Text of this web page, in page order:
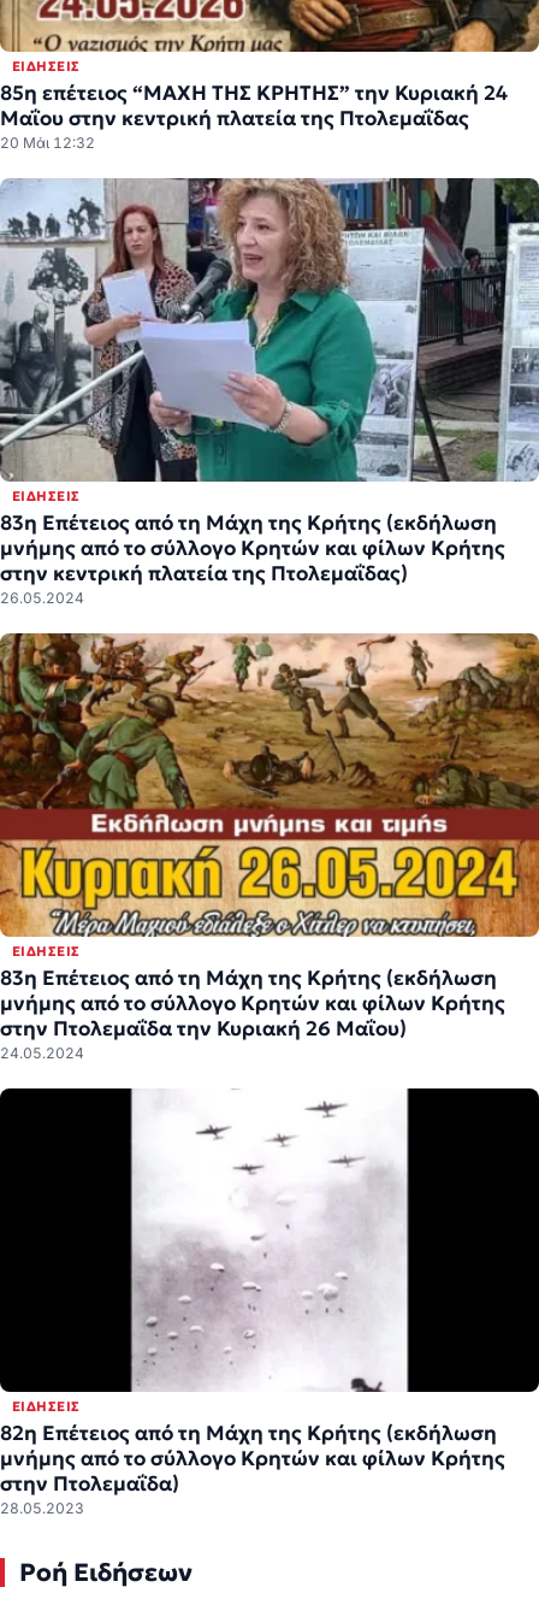
ΕΙΔΉΣΕΙΣ
85η επέτειος “ΜΑΧΗ ΤΗΣ ΚΡΗΤΗΣ” την Κυριακή 24
Μαΐου στην κεντρική πλατεία της Πτολεμαΐδας
20 Μάι 12:32
ΕΙΔΉΣΕΙΣ
83η Επέτειος από τη Μάχη της Κρήτης (εκδήλωση
μνήμης από το σύλλογο Κρητών και φίλων Κρήτης
στην κεντρική πλατεία της Πτολεμαΐδας)
26.05.2024
ΕΙΔΉΣΕΙΣ
83η Επέτειος από τη Μάχη της Κρήτης (εκδήλωση
μνήμης από το σύλλογο Κρητών και φίλων Κρήτης
στην Πτολεμαΐδα την Κυριακή 26 Μαΐου)
24.05.2024
ΕΙΔΉΣΕΙΣ
82η Επέτειος από τη Μάχη της Κρήτης (εκδήλωση
μνήμης από το σύλλογο Κρητών και φίλων Κρήτης
στην Πτολεμαΐδα)
28.05.2023
Ροή Ειδήσεων